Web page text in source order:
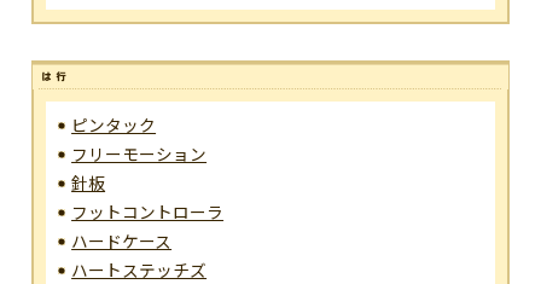
ピンタック
フリーモーション
針板
フットコントローラ
ハードケース
ハートステッチズ